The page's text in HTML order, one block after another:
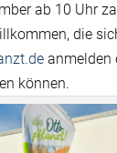
ab 10 Uhr
die
anmelden
können.